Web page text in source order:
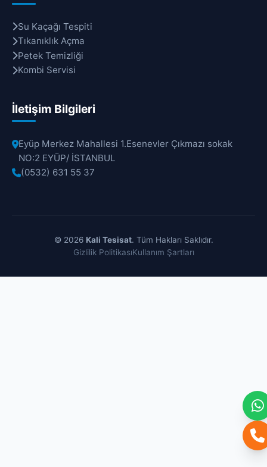
Su Kaçağı Tespiti
Tıkanıklık Açma
Petek Temizliği
Kombi Servisi
İletişim Bilgileri
Eyüp Merkez Mahallesi 1.Esenevler Çıkmazı sokak
NO:2 EYÜP/ İSTANBUL
(0532) 631 55 37
© 2026 Kali Tesisat. Tüm Hakları Saklıdır.
Gizlilik PolitikasıKullanım Şartları